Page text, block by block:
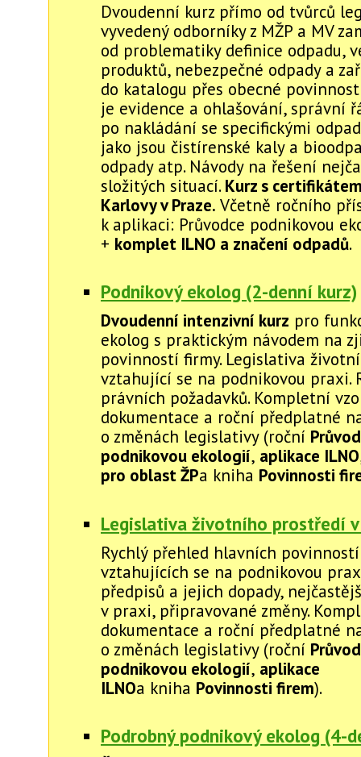
Dvoudenní kurz přímo od tvůrců
vyvedený odborníky z MŽP a MV
od problematiky definice odpadu,
produktů, nebezpečné odpady a
do katalogu přes obecné
je evidence a ohlašování, správní
po nakládání se specifickými
jako jsou čistírenské kaly a
odpady atp. Návody na řešení
složitých situací.Kurz s
Karlovy v Praze. Včetně ročního
k aplikaci: Průvodce podnikovou
+ komplet ILNO a značení odpadů.
Podnikový ekolog (2-denní kurz)
Dvoudenní intenzivní kurz pro
ekolog s praktickým návodem na
povinností firmy. Legislativa
vztahující se na podnikovou praxi.
právních požadavků. Kompletní
dokumentace a roční předplatné
o změnách legislativy (roční
podnikovou ekologií, aplikace ILNO
pro oblast ŽPa kniha Povinnosti
Legislativa životního prostředí
Rychlý přehled hlavních
vztahujících se na podnikovou
předpisů a jejich dopady,
v praxi, připravované změny.
dokumentace a roční předplatné
o změnách legislativy (roční
podnikovou ekologií, aplikace
ILNOa kniha Povinnosti firem).
Podrobný podnikový ekolog (4-